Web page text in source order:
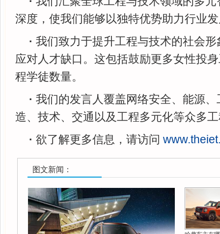
深度，使我们能够以独特优势助力行业
· 我们致力于提升工程与技术的社会
应对人才缺口。这包括鼓励更多女性投
程学徒数量。
· 我们的发言人覆盖网络安全、能源
造、技术、交通以及工程多元化等众多
· 欲了解更多信息，请访问
图文新闻：